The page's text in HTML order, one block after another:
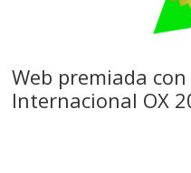
Web premiada
Internacional OX